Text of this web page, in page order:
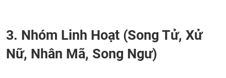
3. Nhóm Linh Hoạt (Song Tử, Xử
Nữ, Nhân Mã, Song Ngư)